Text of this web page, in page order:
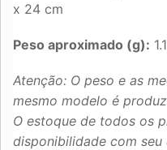
x 24 cm
Peso aproximado (g):
Atenção: O peso e as
mesmo modelo é
O estoque de todos os
disponibilidade com